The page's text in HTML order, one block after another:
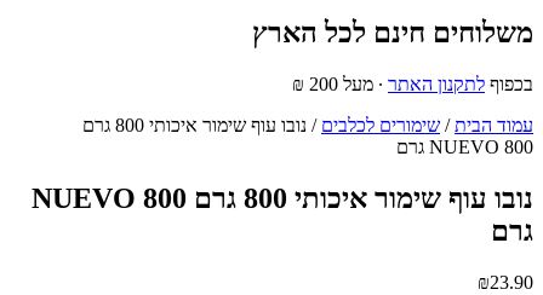
משלוחים חינם לכל הארץ
בכפוף לתקנון האתר ∙ מעל 200 ₪
עמוד הבית/ שימורים לכלבים
/ נובו עוף שימור איכותי 800 גרם
NUEVO 800 גרם
נובו עוף שימור איכותי 800 גרם NUEVO 800
גרם
₪23.90